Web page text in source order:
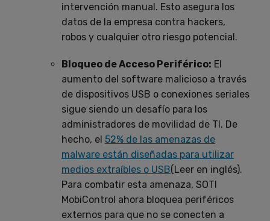
intervención manual. Esto asegura los
datos de la empresa contra hackers,
robos y cualquier otro riesgo potencial.
Bloqueo de Acceso Periférico: El
aumento del software malicioso a través
de dispositivos USB o conexiones seriales
sigue siendo un desafío para los
administradores de movilidad de TI. De
hecho, el 52% de las amenazas de
malware están diseñadas para utilizar
medios extraíbles o USB(Leer en inglés).
Para combatir esta amenaza, SOTI
MobiControl ahora bloquea periféricos
externos para que no se conecten a